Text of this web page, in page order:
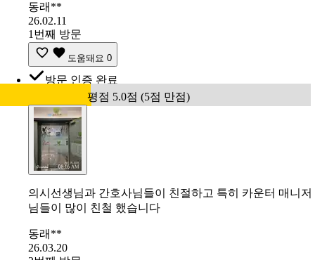
동래**
26.02.11
1번째 방문
도움돼요 0
방문 인증 완료
평점 5.0점 (5점 만점)
의시선생님과 간호사님들이 친절하고 특히 카운터 매니저
님들이 많이 친철 했습니다
동래**
26.03.20